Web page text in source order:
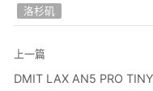
洛杉矶
上一篇